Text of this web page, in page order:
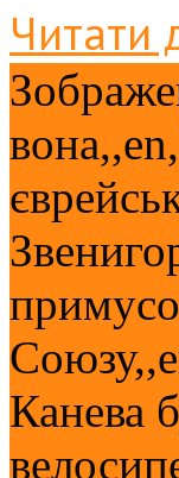
Читати
Канева